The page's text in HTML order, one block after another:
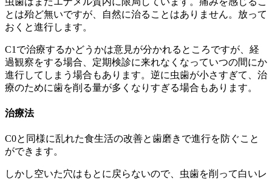
とは殆ど無いですが、自然に治ることはありません。放って
おくと進行します。
C1で治療するかどうかは意見が分かれるところですが、経
過観察をする場合、定期検診に来れなくなっていつの間にか
進行してしまう場合もあります。逆に虫歯が小さすぎて、治
療のために歯を削る量が多くなりすぎる場合もあります。
治療法
C0と同様に乱れた食生活の改善と歯磨きで進行を防ぐこと
ができます。
しかし空いた穴はもとに戻らないので、虫歯を削って白いレ